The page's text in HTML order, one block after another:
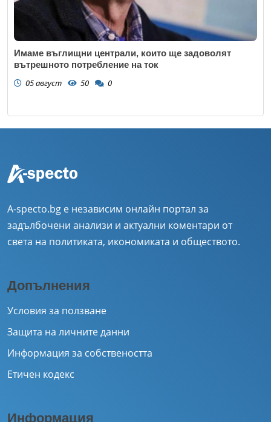
Имаме въглищни централи, които ще задоволят
вътрешното потребление на ток
05 август 50 0
A-specto.bg е независим онлайн портал за
задълбочени анализи и актуални коментари от
света на политиката, икономиката и обществото.
Допълнения
Условия за ползване
Защита на личните данни
Информация за собствеността
Етичен кодекс
Информация